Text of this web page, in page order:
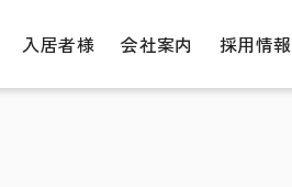
入居者様 会社案内 採用情報